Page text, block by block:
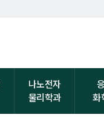
나노전자
물리학과
화